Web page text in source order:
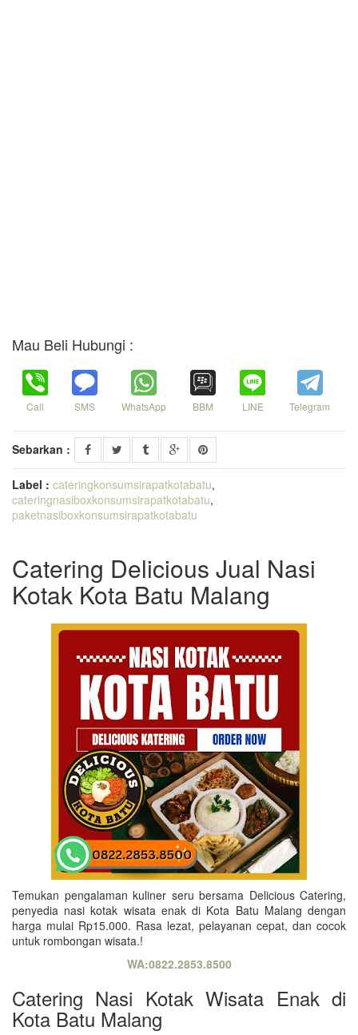
Mau Beli Hubungi :
Call SMS WhatsApp BBM LINE Telegram
Sebarkan :
Label : cateringkonsumsirapatkotabatu,
cateringnasiboxkonsumsirapatkotabatu,
paketnasiboxkonsumsirapatkotabatu
Catering Delicious Jual Nasi
Kotak Kota Batu Malang
Temukan pengalaman kuliner seru bersama Delicious Catering,
penyedia nasi kotak wisata enak di Kota Batu Malang dengan
harga mulai Rp15.000. Rasa lezat, pelayanan cepat, dan cocok
untuk rombongan wisata.!
WA:0822.2853.8500
Catering Nasi Kotak Wisata Enak di
Kota Batu Malang